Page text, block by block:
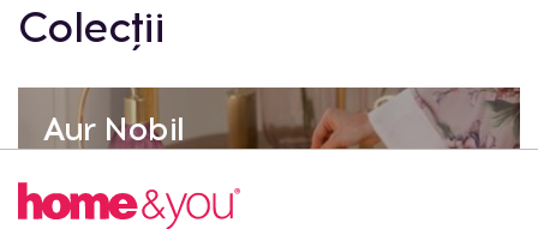
Colecții
Aur Nobil